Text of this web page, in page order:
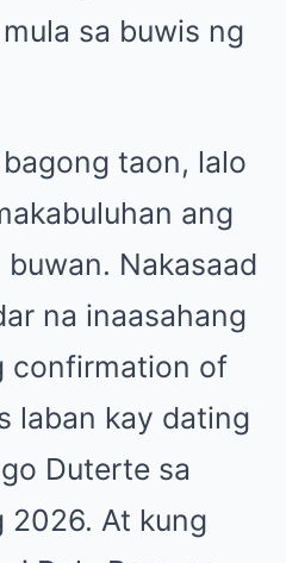
sa buwis ng
taon, lalo
ang
Nakasaad
na inaasahang
confirmation of
laban kay dating
Duterte sa
2026. At kung